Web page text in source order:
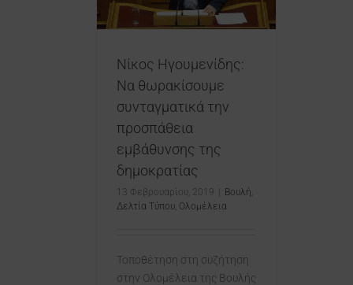
Νίκος Ηγουμενίδης:
Να θωρακίσουμε
συνταγματικά την
προσπάθεια
εμβάθυνσης της
δημοκρατίας
13 Φεβρουαρίου, 2019 Βουλή
Δελτία Τύπου Ολομέλεια
Τοποθέτηση στη συζήτηση
στην Ολομέλεια της Βουλής